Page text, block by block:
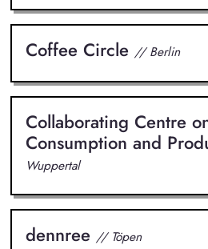
Coffee Circle // Berlin
Collaborating Centre
Consumption and
Wuppertal
dennree // Töpen